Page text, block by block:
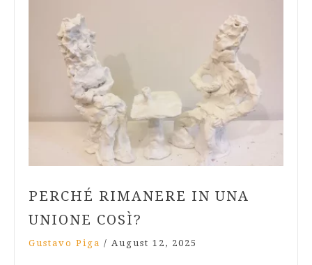
PERCHÉ RIMANERE IN UNA
UNIONE COSÌ?
Gustavo Piga / August 12, 2025